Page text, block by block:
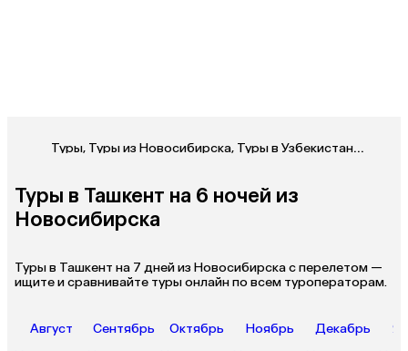
Туры, Туры из Новосибирска, Туры в Узбекистан из Новосибирска
Туры в Ташкент на 6 ночей из
Новосибирска
Туры в Ташкент на 7 дней из Новосибирска с перелетом —
ищите и сравнивайте туры онлайн по всем туроператорам.
Август
Сентябрь
Октябрь
Ноябрь
Декабрь